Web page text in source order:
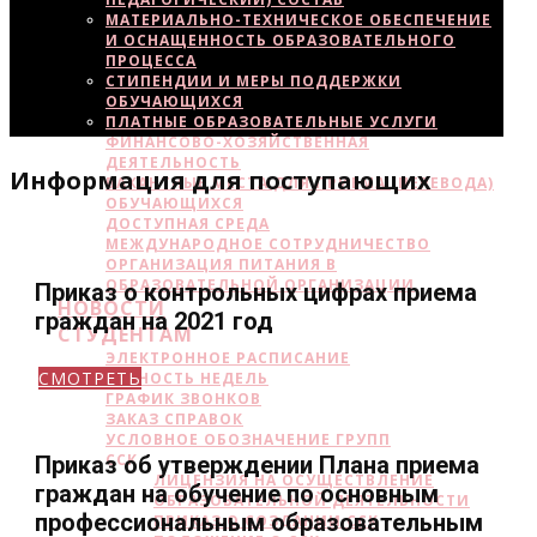
МАТЕРИАЛЬНО-ТЕХНИЧЕСКОЕ ОБЕСПЕЧЕНИЕ
И ОСНАЩЕННОСТЬ ОБРАЗОВАТЕЛЬНОГО
ПРОЦЕССА
СТИПЕНДИИ И МЕРЫ ПОДДЕРЖКИ
ОБУЧАЮЩИХСЯ
ПЛАТНЫЕ ОБРАЗОВАТЕЛЬНЫЕ УСЛУГИ
ФИНАНСОВО-ХОЗЯЙСТВЕННАЯ
ДЕЯТЕЛЬНОСТЬ
ВАКАНТНЫЕ МЕСТА ДЛЯ ПРИЕМА (ПЕРЕВОДА)
ОБУЧАЮЩИХСЯ
ДОСТУПНАЯ СРЕДА
МЕЖДУНАРОДНОЕ СОТРУДНИЧЕСТВО
ОРГАНИЗАЦИЯ ПИТАНИЯ В
ОБРАЗОВАТЕЛЬНОЙ ОРГАНИЗАЦИИ
НОВОСТИ
СТУДЕНТАМ
ЭЛЕКТРОННОЕ РАСПИСАНИЕ
ЧЕТНОСТЬ НЕДЕЛЬ
ГРАФИК ЗВОНКОВ
ЗАКАЗ СПРАВОК
УСЛОВНОЕ ОБОЗНАЧЕНИЕ ГРУПП
ССК
ЛИЦЕНЗИЯ НА ОСУЩЕСТВЛЕНИЕ
ОБРАЗОВАТЕЛЬНОЙ ДЕЯТЕЛЬНОСТИ
ПРИКАЗ О СОЗДАНИИ ССК
Информация для поступающих
Приказ о контрольных цифрах приема
граждан на 2021 год
СМОТРЕТЬ
Приказ об утверждении Плана приема
граждан на обучение по основным
профессиональным образовательным